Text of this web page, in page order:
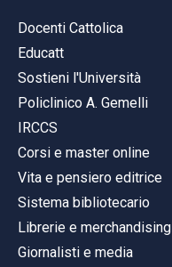
Docenti Cattolica
Educatt
Sostieni l'Università
Policlinico A. Gemelli
IRCCS
Corsi e master online
Vita e pensiero editrice
Sistema bibliotecario
Librerie e merchandising
Giornalisti e media